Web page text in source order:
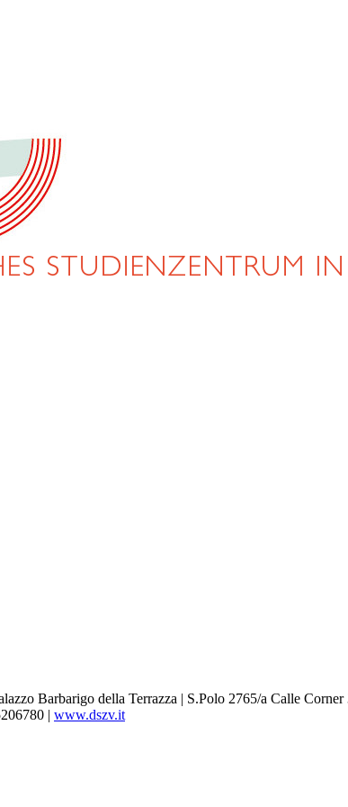
Barbarigo della Terrazza | S.Polo 2765/a Calle Corner
| www.dszv.it